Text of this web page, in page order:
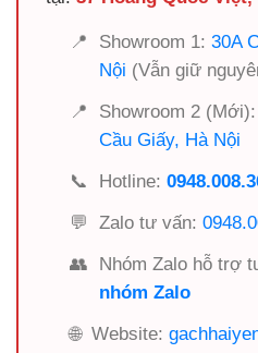
📍 Showroom 1: 30A
Nội (Vẫn giữ
📍
Showroom 2 (Mới):
Cầu Giấy, Hà Nội
📞
Hotline:
💬
Zalo tư vấn:
👥
Nhóm Zalo hỗ trợ
nhóm Zalo
🌐 Website: